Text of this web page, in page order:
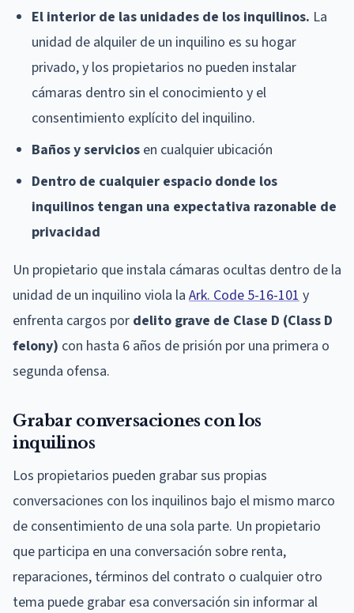
El interior de las unidades de los inquilinos. La
unidad de alquiler de un inquilino es su hogar
privado, y los propietarios no pueden instalar
cámaras dentro sin el conocimiento y el
consentimiento explícito del inquilino.
Baños y servicios en cualquier ubicación
Dentro de cualquier espacio donde los
inquilinos tengan una expectativa razonable de
privacidad
Un propietario que instala cámaras ocultas dentro de la
unidad de un inquilino viola la Ark. Code 5-16-101 y
enfrenta cargos por delito grave de Clase D (Class D
felony) con hasta 6 años de prisión por una primera o
segunda ofensa.
Grabar conversaciones con los
inquilinos
Los propietarios pueden grabar sus propias
conversaciones con los inquilinos bajo el mismo marco
de consentimiento de una sola parte. Un propietario
que participa en una conversación sobre renta,
reparaciones, términos del contrato o cualquier otro
tema puede grabar esa conversación sin informar al